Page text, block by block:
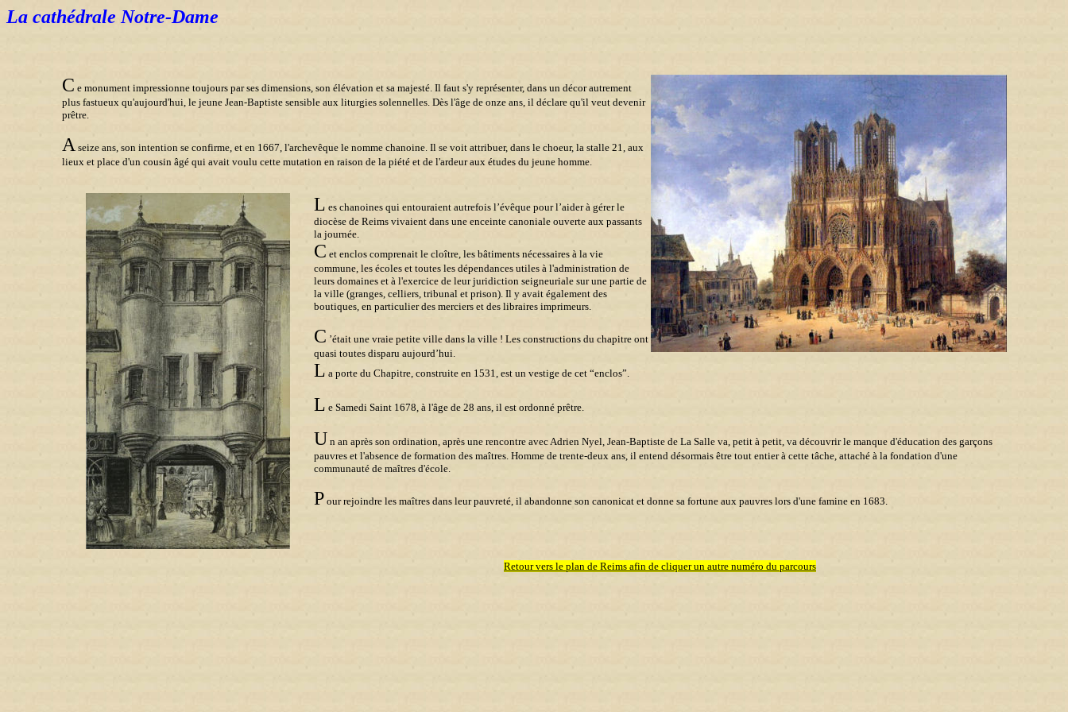
La cathédrale Notre-Dame
C e monument impressionne toujours par ses dimensions, son élévation et sa majesté. Il faut s'y représenter, dans un décor autrement
plus fastueux qu'aujourd'hui, le jeune Jean-Baptiste sensible aux liturgies solennelles. Dès l'âge de onze ans, il déclare qu'il veut devenir
prêtre.
A seize ans, son intention se confirme, et en 1667, l'archevêque le nomme chanoine. Il se voit attribuer, dans le choeur, la stalle 21, aux
lieux et place d'un cousin âgé qui avait voulu cette mutation en raison de la piété et de l'ardeur aux études du jeune homme.
L es chanoines qui entouraient autrefois l’évêque pour l’aider à gérer le
diocèse de Reims vivaient dans une enceinte canoniale ouverte aux passants
la journée.
C et enclos comprenait le cloître, les bâtiments nécessaires à la vie
commune, les écoles et toutes les dépendances utiles à l'administration de
leurs domaines et à l'exercice de leur juridiction seigneuriale sur une partie de
la ville (granges, celliers, tribunal et prison). Il y avait également des
boutiques, en particulier des merciers et des libraires imprimeurs.
C ’était une vraie petite ville dans la ville ! Les constructions du chapitre ont
quasi toutes disparu aujourd’hui.
L a porte du Chapitre, construite en 1531, est un vestige de cet “enclos”.
L e Samedi Saint 1678, à l'âge de 28 ans, il est ordonné prêtre.
U n an après son ordination, après une rencontre avec Adrien Nyel, Jean-Baptiste de La Salle va, petit à petit, va découvrir le manque d'éducation des garçons
pauvres et l'absence de formation des maîtres. Homme de trente-deux ans, il entend désormais être tout entier à cette tâche, attaché à la fondation d'une
communauté de maîtres d'école.
Pour rejoindre les maîtres dans leur pauvreté, il abandonne son canonicat et donne sa fortune aux pauvres lors d'une famine en 1683.
Retour vers le plan de Reims afin de cliquer un autre numéro du parcours